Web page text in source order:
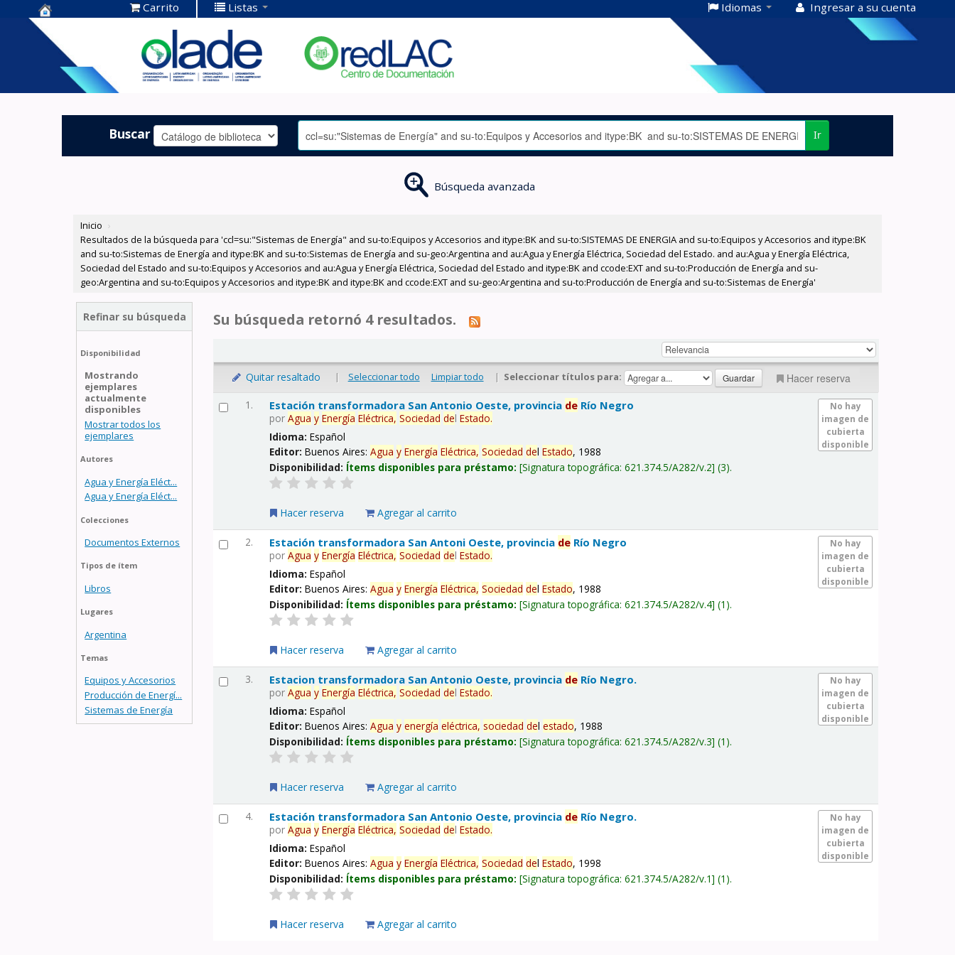
Centro de
Documentación
OLADE -
Carrito Listas Idiomas Ingresar a su cuenta
Buscar Ir
Búsqueda avanzada
Inicio ›
Resultados de la búsqueda para 'ccl=su:"Sistemas de Energía" and su-to:Equipos y Accesorios and itype:BK and su-to:SISTEMAS DE ENERGIA and su-to:Equipos y Accesorios and itype:BK
and su-to:Sistemas de Energía and itype:BK and su-to:Sistemas de Energía and su-geo:Argentina and au:Agua y Energía Eléctrica, Sociedad del Estado. and au:Agua y Energía Eléctrica,
Sociedad del Estado and su-to:Equipos y Accesorios and au:Agua y Energía Eléctrica, Sociedad del Estado and itype:BK and ccode:EXT and su-to:Producción de Energía and su-
geo:Argentina and su-to:Equipos y Accesorios and itype:BK and itype:BK and ccode:EXT and su-geo:Argentina and su-to:Producción de Energía and su-to:Sistemas de Energía'
Refinar su búsqueda
Disponibilidad
Mostrando
ejemplares
actualmente
disponibles
Mostrar todos los
ejemplares
Autores
Agua y Energía Eléct...
Agua y Energía Eléct...
Colecciones
Documentos Externos
Tipos de ítem
Libros
Lugares
Argentina
Temas
Equipos y Accesorios
Producción de Energí...
Sistemas de Energía
Su búsqueda retornó 4 resultados.
Quitar resaltado | Seleccionar todo Limpiar todo | Seleccionar títulos para: Hacer reserva
1.
No hay
imagen de
cubierta
disponible
Estación transformadora San Antonio Oeste, provincia de Río Negro
porAgua y Energía Eléctrica, Sociedad delEstado.
Idioma:Español
Editor:Buenos Aires:Agua y Energía Eléctrica, Sociedad delEstado, 1988
Disponibilidad: Ítems disponibles para préstamo: Signatura topográfica:621.374.5/A282/v.2 (3).
Hacer reserva Agregar al carrito
2.
No hay
imagen de
cubierta
disponible
Estación transformadora San Antoni Oeste, provincia de Río Negro
porAgua y Energía Eléctrica, Sociedad delEstado.
Idioma:Español
Editor:Buenos Aires:Agua y Energía Eléctrica, Sociedad delEstado, 1988
Disponibilidad: Ítems disponibles para préstamo: Signatura topográfica:621.374.5/A282/v.4 (1).
Hacer reserva Agregar al carrito
3.
No hay
imagen de
cubierta
disponible
Estacion transformadora San Antonio Oeste, provincia de Río Negro.
porAgua y Energía Eléctrica, Sociedad delEstado.
Idioma:Español
Editor:Buenos Aires:Agua y energía eléctrica, sociedad delestado, 1988
Disponibilidad: Ítems disponibles para préstamo: Signatura topográfica:621.374.5/A282/v.3 (1).
Hacer reserva Agregar al carrito
4.
No hay
imagen de
cubierta
disponible
Estación transformadora San Antonio Oeste, provincia de Río Negro.
porAgua y Energía Eléctrica, Sociedad delEstado.
Idioma:Español
Editor:Buenos Aires:Agua y Energía Eléctrica, Sociedad delEstado, 1998
Disponibilidad: Ítems disponibles para préstamo: Signatura topográfica:621.374.5/A282/v.1 (1).
Hacer reserva Agregar al carrito